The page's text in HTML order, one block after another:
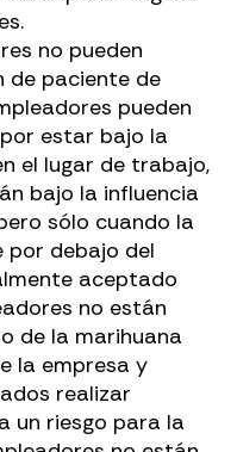
no pueden
de paciente de
pueden
estar bajo la
el lugar de trabajo,
bajo la influencia
sólo cuando la
por debajo del
aceptado
no están
de la marihuana
la empresa y
realizar
un riesgo para la